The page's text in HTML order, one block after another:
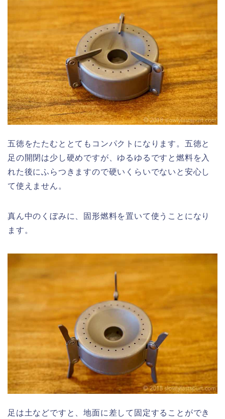
五徳をたたむととてもコンパクトになります。五徳と
足の開閉は少し硬めですが、ゆるゆるですと燃料を入
れた後にふらつきますので硬いくらいでないと安心し
て使えません。
真ん中のくぼみに、固形燃料を置いて使うことになり
ます。
足は土などですと、地面に差して固定することができ